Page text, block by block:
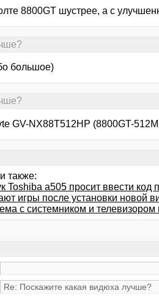
8800GT шустрее, а с
большое)
GV-NX88T512HP (8800GT-
также:
Toshiba a505 просит ввести код
игры после установки новой
с системником и телевизором